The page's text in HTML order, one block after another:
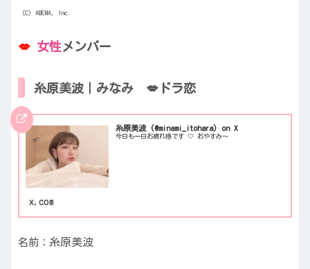
（C）ABEMA, Inc.
💋 女性 メンバー
糸原美波｜みなみ 💋ドラ恋
糸原美波 (@minami_itohara) on X
今日も一日お疲れ様です 🤍 おやすみ〜
x.com
名前： 糸原美波